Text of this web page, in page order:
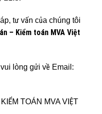
tư vấn của chúng tôi
– Kiểm toán MVA Việt
lòng gửi về Email:
TOÁN MVA VIỆT